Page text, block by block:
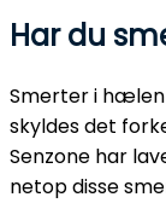
Har du
Smerter i hælen
skyldes det
Senzone har
netop disse